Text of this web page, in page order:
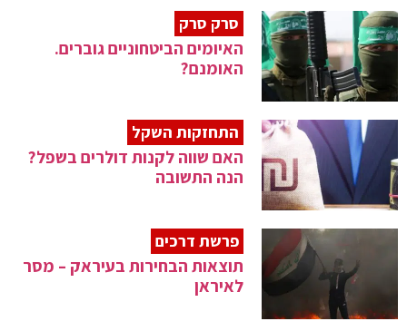
סרק סרק
האיומים הביטחוניים גוברים.
האומנם?
התחזקות השקל
האם שווה לקנות דולרים בשפל?
הנה התשובה
פרשת דרכים
תוצאות הבחירות בעיראק – מסר
לאיראן